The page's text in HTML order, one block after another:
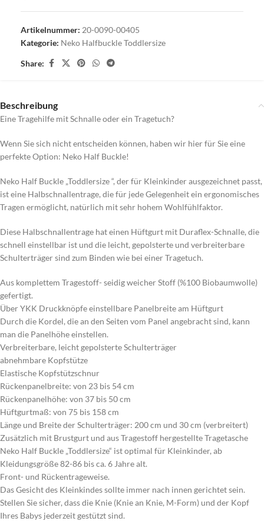
Artikelnummer: 20-0090-00405
Kategorie: Neko Halfbuckle Toddlersize
Share:
Beschreibung
Eine Tragehilfe mit Schnalle oder ein Tragetuch?
Wenn Sie sich nicht entscheiden können, haben wir hier für Sie eine
perfekte Option: Neko Half Buckle!
Neko Half Buckle „Toddlersize “, der für Kleinkinder ausgezeichnet passt,
ist eine Halbschnallentrage, die für jede Gelegenheit ein ergonomisches
Tragen ermöglicht, natürlich mit sehr hohem Wohlfühlfaktor.
Diese Halbschnallentrage hat einen Hüftgurt mit Duraflex-Schnalle, die
schnell einstellbar ist und die leicht, gepolsterte und verbreiterbare
Schulterträger sind zum Binden wie bei einer Tragetuch.
Aus komplettem Tragestoff- seidig weicher Stoff (%100 Biobaumwolle)
gefertigt.
Über YKK Druckknöpfe einstellbare Panelbreite am Hüftgurt
Durch die Kordel, die an den Seiten vom Panel angebracht sind, kann
man die Panelhöhe einstellen.
Verbreiterbare, leicht gepolsterte Schulterträger
abnehmbare Kopfstütze
Elastische Kopfstützschnur
Rückenpanelbreite: von 23 bis 54 cm
Rückenpanelhöhe: von 37 bis 50 cm
Hüftgurtmaß: von 75 bis 158 cm
Länge und Breite der Schulterträger: 200 cm und 30 cm (verbreitert)
Zusätzlich mit Brustgurt und aus Tragestoff hergestellte Tragetasche
Neko Half Buckle „Toddlersize“ ist optimal für Kleinkinder, ab
Kleidungsgröße 82-86 bis ca. 6 Jahre alt.
Front- und Rückentrageweise.
Das Gesicht des Kleinkindes sollte immer nach innen gerichtet sein.
Stellen Sie sicher, dass die Knie (Knie an Knie, M-Form) und der Kopf
Ihres Babys jederzeit gestützt sind.